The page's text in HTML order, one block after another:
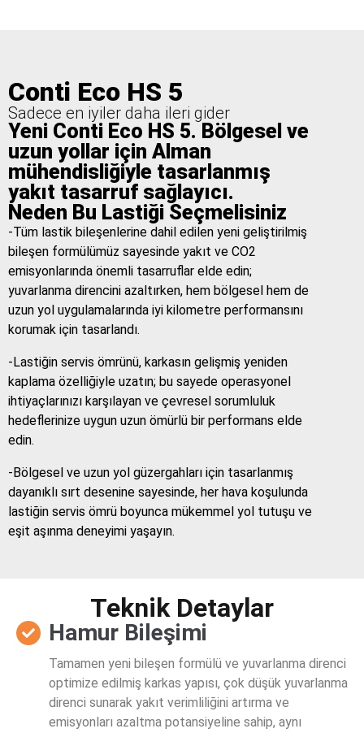
Conti Eco HS 5
Sadece en iyiler daha ileri gider
Yeni Conti Eco HS 5. Bölgesel ve
uzun yollar için Alman
mühendisliğiyle tasarlanmış
yakıt tasarruf sağlayıcı.
Neden Bu Lastiği Seçmelisiniz
-Tüm lastik bileşenlerine dahil edilen yeni geliştirilmiş
bileşen formülümüz sayesinde yakıt ve CO2
emisyonlarında önemli tasarruflar elde edin;
yuvarlanma direncini azaltırken, hem bölgesel hem de
uzun yol uygulamalarında iyi kilometre performansını
korumak için tasarlandı.
-Lastiğin servis ömrünü, karkasın gelişmiş yeniden
kaplama özelliğiyle uzatın; bu sayede operasyonel
ihtiyaçlarınızı karşılayan ve çevresel sorumluluk
hedeflerinize uygun uzun ömürlü bir performans elde
edin.
-Bölgesel ve uzun yol güzergahları için tasarlanmış
dayanıklı sırt desenine sayesinde, her hava koşulunda
lastiğin servis ömrü boyunca mükemmel yol tutuşu ve
eşit aşınma deneyimi yaşayın.
Teknik Detaylar
Hamur Bileşimi
Tamamen yeni bileşen formülü ve yuvarlanma direnci
optimize edilmiş karkas yapısı, çok düşük yuvarlanma
direnci sunarak yakıt verimliliğini artırma ve
emisyonları azaltma potansiyeline sahip, aynı